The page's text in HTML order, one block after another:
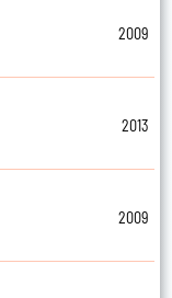
2009
2013
2009